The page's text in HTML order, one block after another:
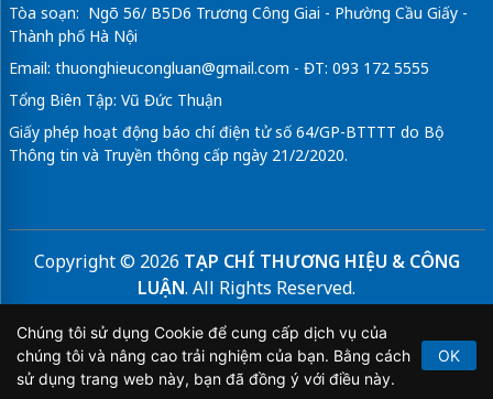
Tòa soạn: Ngõ 56/ B5D6 Trương Công Giai - Phường Cầu Giấy -
Thành phố Hà Nội
Email: thuonghieucongluan@gmail.com - ĐT: 093 172 5555
Tổng Biên Tập: Vũ Đức Thuận
Giấy phép hoạt động báo chí điện tử số 64/GP-BTTTT do Bộ
Thông tin và Truyền thông cấp ngày 21/2/2020.
Copyright © 2026 TẠP CHÍ THƯƠNG HIỆU & CÔNG
LUẬN. All Rights Reserved.
Bản quyền thuộc Tạp chí Thương hiệu và Công luận. Cấm
sao chép dưới mọi hình thức nếu không có sự chấp thuận
bằng văn bản.
Chúng tôi sử dụng Cookie để cung cấp dịch vụ của
chúng tôi và nâng cao trải nghiệm của bạn. Bằng cách
sử dụng trang web này, bạn đã đồng ý với điều này.
OK